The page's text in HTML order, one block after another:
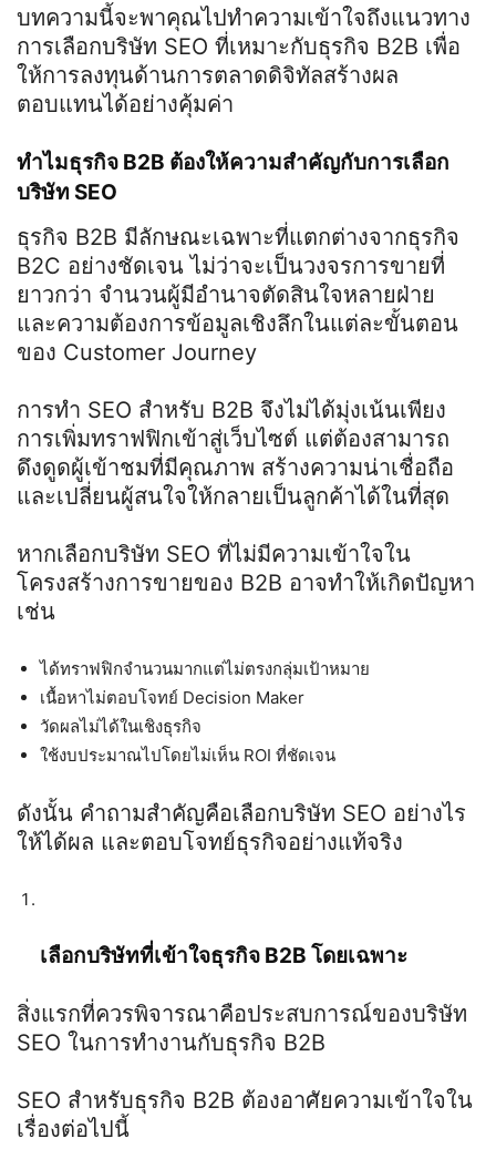
บทความนี้จะพาคุณไปทำความเข้าใจถึงแนวทาง
การเลือกบริษัท SEO ที่เหมาะกับธุรกิจ B2B เพื่อ
ให้การลงทุนด้านการตลาดดิจิทัลสร้างผล
ตอบแทนได้อย่างคุ้มค่า
ทำไมธุรกิจ B2B ต้องให้ความสำคัญกับการเลือก
บริษัท SEO
ธุรกิจ B2B มีลักษณะเฉพาะที่แตกต่างจากธุรกิจ
B2C อย่างชัดเจน ไม่ว่าจะเป็นวงจรการขายที่
ยาวกว่า จำนวนผู้มีอำนาจตัดสินใจหลายฝ่าย
และความต้องการข้อมูลเชิงลึกในแต่ละขั้นตอน
ของ Customer Journey
การทำ SEO สำหรับ B2B จึงไม่ได้มุ่งเน้นเพียง
การเพิ่มทราฟฟิกเข้าสู่เว็บไซต์ แต่ต้องสามารถ
ดึงดูดผู้เข้าชมที่มีคุณภาพ สร้างความน่าเชื่อถือ
และเปลี่ยนผู้สนใจให้กลายเป็นลูกค้าได้ในที่สุด
หากเลือกบริษัท SEO ที่ไม่มีความเข้าใจใน
โครงสร้างการขายของ B2B อาจทำให้เกิดปัญหา
เช่น
ได้ทราฟฟิกจำนวนมากแต่ไม่ตรงกลุ่มเป้าหมาย
เนื้อหาไม่ตอบโจทย์ Decision Maker
วัดผลไม่ได้ในเชิงธุรกิจ
ใช้งบประมาณไปโดยไม่เห็น ROI ที่ชัดเจน
ดังนั้น คำถามสำคัญคือเลือกบริษัท SEO อย่างไร
ให้ได้ผล และตอบโจทย์ธุรกิจอย่างแท้จริง
เลือกบริษัทที่เข้าใจธุรกิจ B2B โดยเฉพาะ
สิ่งแรกที่ควรพิจารณาคือประสบการณ์ของบริษัท
SEO ในการทำงานกับธุรกิจ B2B
SEO สำหรับธุรกิจ B2B ต้องอาศัยความเข้าใจใน
เรื่องต่อไปนี้